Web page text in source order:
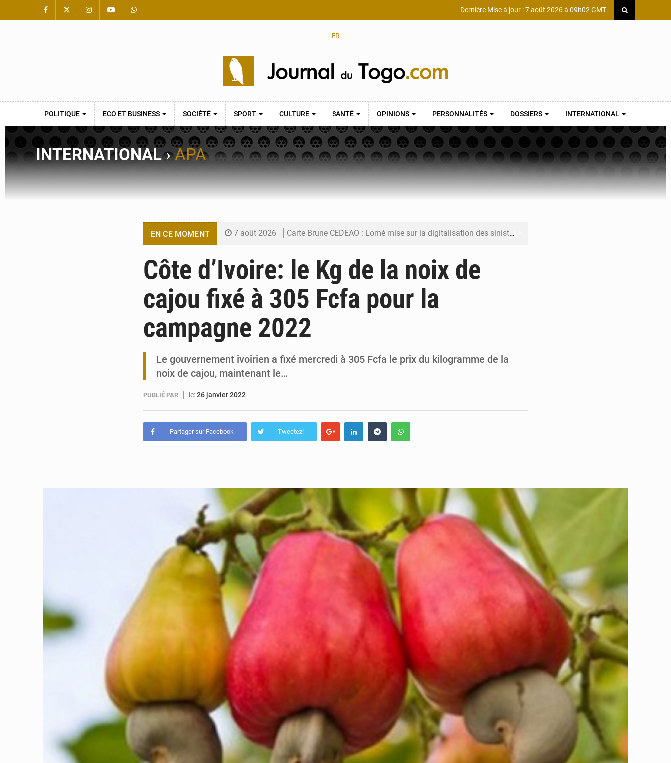
Dernière Mise à jour : 7 août 2026 à 09h02 GMT
FR
POLITIQUE ECO ET BUSINESS SOCIÉTÉ SPORT CULTURE SANTÉ OPINIONS PERSONNALITÉS DOSSIERS INTERNATIONAL
INTERNATIONAL›APA
EN CE MOMENT 7 août 2026 Carte Brune CEDEAO : Lomé mise sur la digitalisation des sinistres
5 août 2026 Budget vert 2027 : Le ministère de l’Économie forme ses cadres à Lomé
5 août 2026 Travail domestique non rémunéré : à Saly, l’Afrique veut en mesurer la valeur
5 août 2026 Maurice : Démission de la ministre Véronique Leu-Govind
Côte d’Ivoire: le Kg de la noix de
cajou fixé à 305 Fcfa pour la
campagne 2022
Le gouvernement ivoirien a fixé mercredi à 305 Fcfa le prix du kilogramme de la
noix de cajou, maintenant le…
PUBLIÉ PAR le:26 janvier 2022
Partager sur Facebook Tweetez!